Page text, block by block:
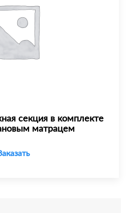
секция в комплекте
матрацем